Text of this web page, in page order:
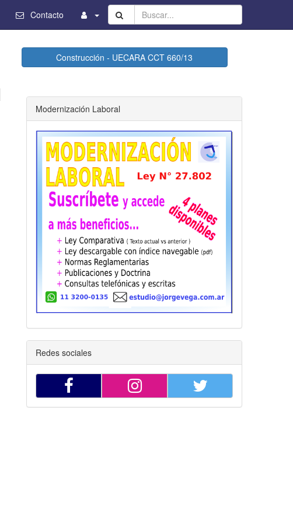
Buscar...
Contacto
Construcción - UECARA CCT 660/13
Modernización Laboral
Redes sociales